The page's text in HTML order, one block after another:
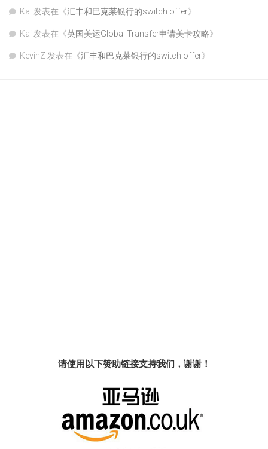
Kai 发表在《汇丰和巴克莱银行的switch offer》
Kai 发表在《英国美运Global Transfer申请美卡攻略》
KevinZ 发表在《汇丰和巴克莱银行的switch offer》
请使用以下赞助链接支持我们，谢谢！